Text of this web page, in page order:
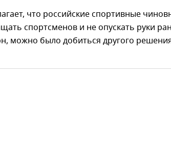
что российские спортивные
спортсменов и не опускать руки
можно было добиться другого